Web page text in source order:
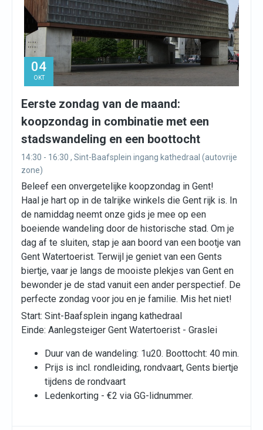
04
OKT
Eerste zondag van de maand:
koopzondag in combinatie met een
stadswandeling en een boottocht
14:30 - 16:30 , Sint-Baafsplein ingang kathedraal (autovrije
zone)
Beleef een onvergetelijke koopzondag in Gent!
Haal je hart op in de talrijke winkels die Gent rijk is. In
de namiddag neemt onze gids je mee op een
boeiende wandeling door de historische stad. Om je
dag af te sluiten, stap je aan boord van een bootje van
Gent Watertoerist. Terwijl je geniet van een Gents
biertje, vaar je langs de mooiste plekjes van Gent en
bewonder je de stad vanuit een ander perspectief. De
perfecte zondag voor jou en je familie. Mis het niet!
Start: Sint-Baafsplein ingang kathedraal
Einde: Aanlegsteiger Gent Watertoerist - Graslei
Duur van de wandeling: 1u20. Boottocht: 40 min.
Prijs is incl. rondleiding, rondvaart, Gents biertje
tijdens de rondvaart
Ledenkorting - €2 via GG-lidnummer.